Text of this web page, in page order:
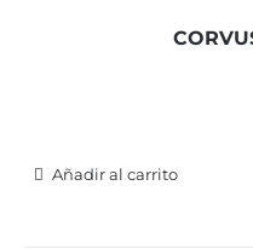
Añadir al carrito